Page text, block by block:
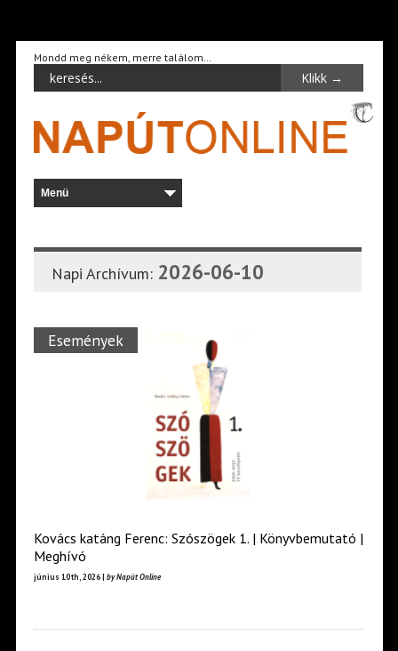
Mondd meg nékem, merre találom…
Napi Archívum: 2026-06-10
Események
Kovács katáng Ferenc: Szószögek 1. | Könyvbemutató |
Meghívó
június 10th, 2026 | by Napút Online